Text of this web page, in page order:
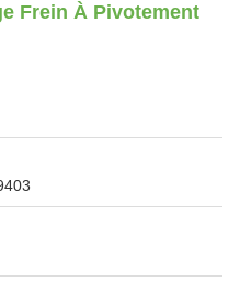
Frein À Pivotement